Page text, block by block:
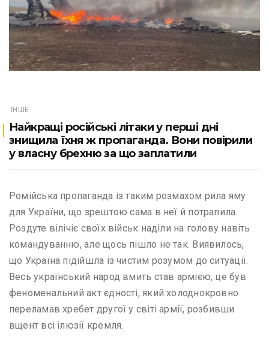
ІНШЕ
Найкращі російські літаки у перші дні
знищила їхня ж пропаганда. Вони повірили
у власну брехню за що заплатили
Ромійська пропаганда із таким розмахом рила яму
для України, що зрештою сама в неї й потрапила.
Роздуте вілічіє своїх військ наділи на голову навіть
командуванню, але щось пішло не так. Виявилось,
що Україна підійшла із чистим розумом до ситуації.
Весь український народ вмить став армією, це був
феноменальний акт єдності, який холоднокровно
переламав хребет другої у світі армії, розбивши
вщент всі ілюзії кремля.